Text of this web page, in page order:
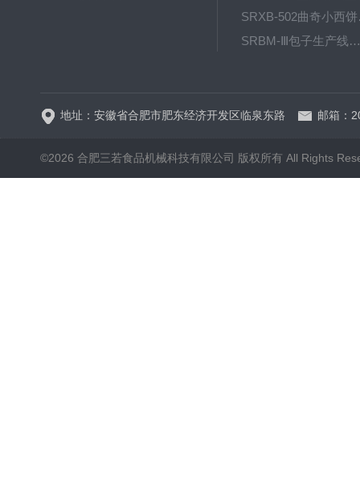
SRBM-Ⅲ包子生产线（包子机）
地址：安徽省合肥市肥东经济开发区临泉东路 邮箱：
©2026 合肥三若食品机械科技有限公司 版权所有 All Rights